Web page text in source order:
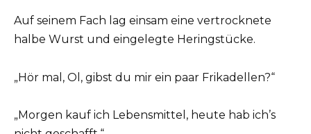
Auf seinem Fach lag einsam eine vertrocknete
halbe Wurst und eingelegte Heringstücke.
„Hör mal, Ol, gibst du mir ein paar Frikadellen?“
„Morgen kauf ich Lebensmittel, heute hab ich’s